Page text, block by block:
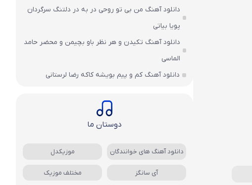
دانلود آهنگ من بی تو روحی در به در دلتنگ سرگردان
پویا بیاتی
دانلود آهنگ تکیدن و هر نظر باو بچیمن و محضر حامد
الماسی
دانلود آهنگ کم و پیم بویشه کاکه رضا لرستانی
دوستان ما
دانلود آهنگ های خوانندگان موزیکدل
آی سانگز مختلف موزیک